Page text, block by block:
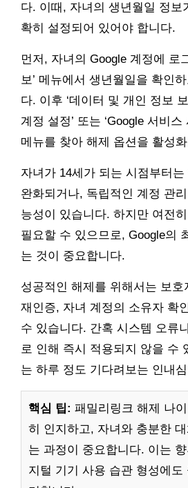
다. 이때, 자녀의 생년월일 정보
확히 설정되어 있어야 합니다.
먼저, 자녀의 Google 계정에 로
보’ 메뉴에서 생년월일을 확인
다. 이후 ‘데이터 및 개인 정보
계정 설정’ 또는 ‘Google 서비스
메뉴를 찾아 해제 옵션을 활성
자녀가 14세가 되는 시점부터는
완화되거나, 독립적인 계정 관
능성이 있습니다. 하지만 여전
필요할 수 있으므로, Google의
는 것이 중요합니다.
성공적인 해제를 위해서는 보
재인증, 자녀 계정의 소유자 확
수 있습니다. 간혹 시스템 오류
로 인해 즉시 적용되지 않을 수
는 하루 정도 기다려보는 인내
핵심 팁: 패밀리링크 해제 나
히 인지하고, 자녀와 충분한
는 과정이 중요합니다. 이는
지털 기기 사용 습관 형성에도